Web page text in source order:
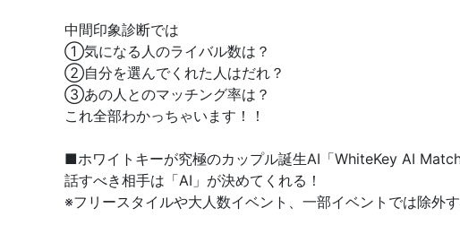
中間印象診断では
①気になる人のライバル数は？
②自分を選んでくれた人はだれ？
③あの人とのマッチング率は？
これ全部わかっちゃいます！！
■ホワイトキーが究極のカップル誕生AI「WhiteKey AI
話すべき相手は「AI」が決めてくれる！
※フリースタイルや大人数イベント、一部イベントでは除外